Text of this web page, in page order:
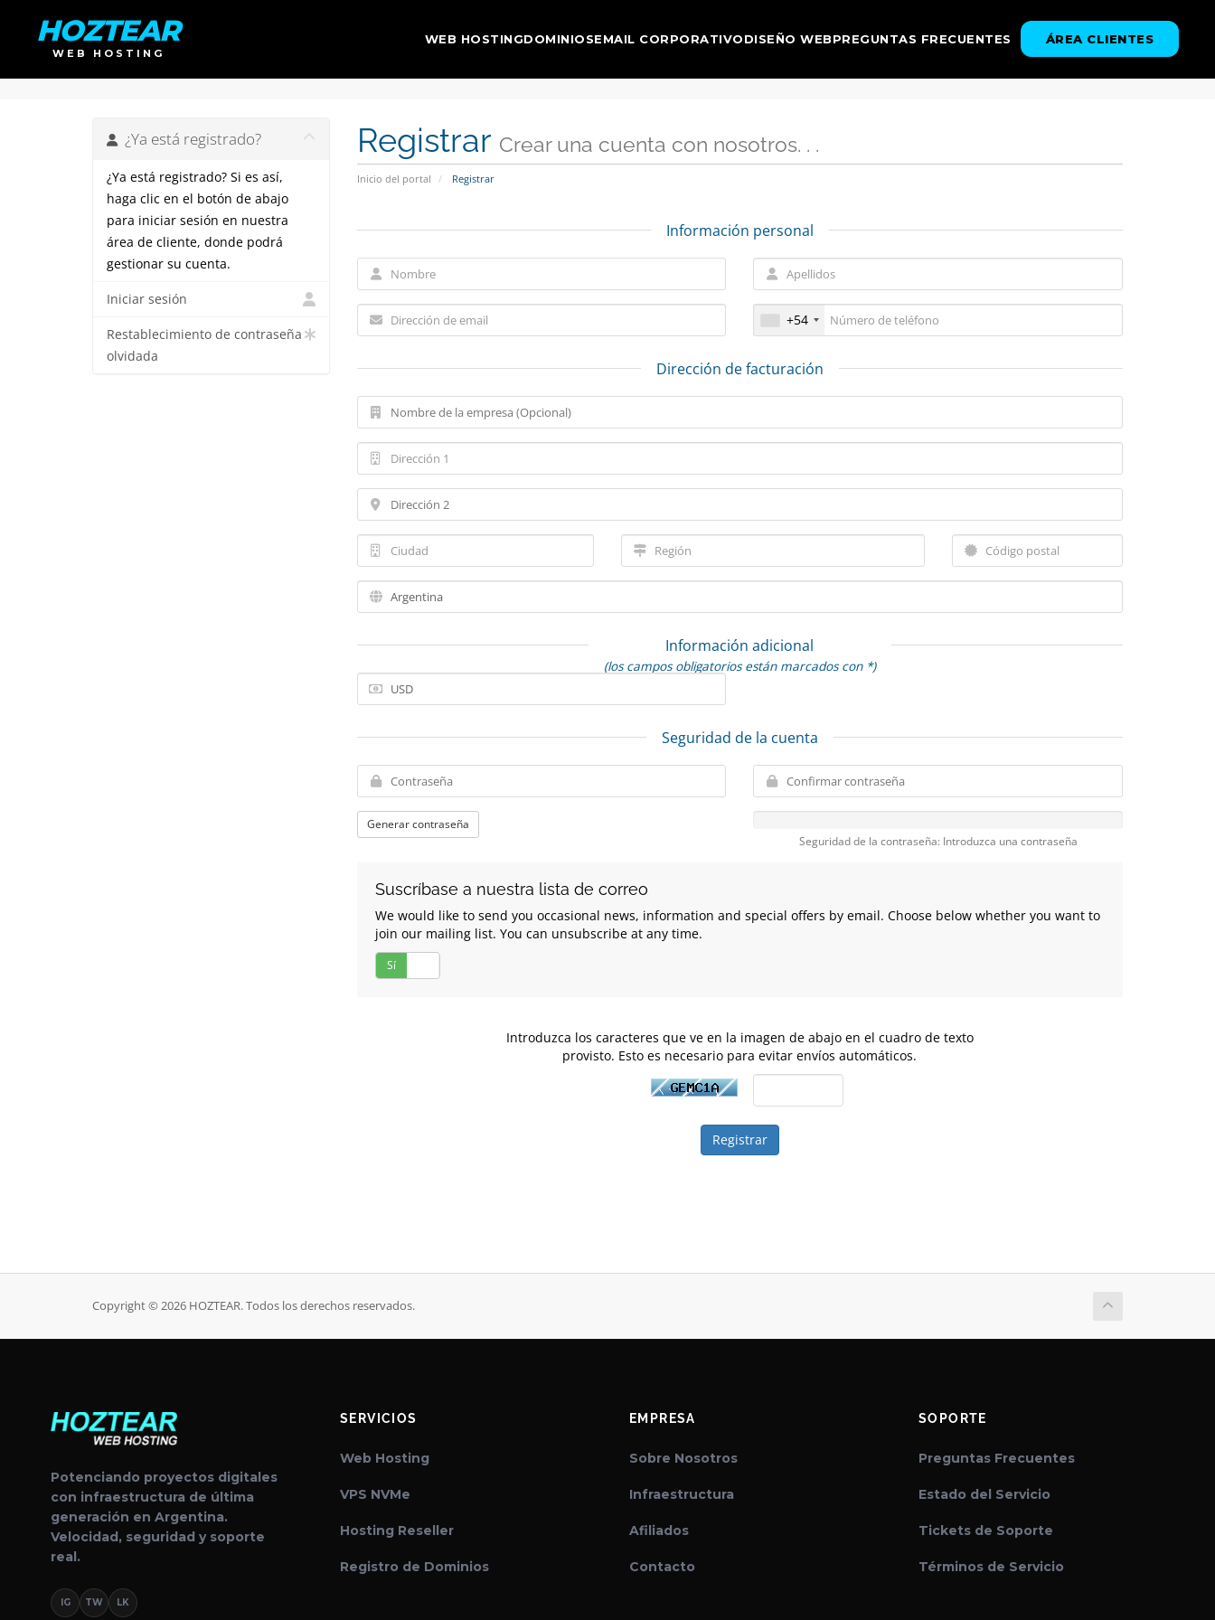
HOZTEAR
WEB HOSTING
WEB HOSTINGDOMINIOSEMAIL CORPORATIVODISEÑO WEBPREGUNTAS FRECUENTES ÁREA CLIENTES
Registrar Crear una cuenta con nosotros. . .
Inicio del portal Registrar
¿Ya está registrado?
¿Ya está registrado? Si es así,
haga clic en el botón de abajo
para iniciar sesión en nuestra
área de cliente, donde podrá
gestionar su cuenta.
Iniciar sesión
Restablecimiento de contraseña
olvidada
Información personal
+54
Dirección de facturación
Información adicional
(los campos obligatorios están marcados con *)
Seguridad de la cuenta
Generar contraseña
Seguridad de la contraseña: Introduzca una contraseña
Suscríbase a nuestra lista de correo
We would like to send you occasional news, information and special offers by email. Choose below whether you want to
join our mailing list. You can unsubscribe at any time.
Sí
Introduzca los caracteres que ve en la imagen de abajo en el cuadro de texto
provisto. Esto es necesario para evitar envíos automáticos.
Copyright © 2026 HOZTEAR. Todos los derechos reservados.
Potenciando proyectos digitales
con infraestructura de última
generación en Argentina.
Velocidad, seguridad y soporte
real.
IG TW LK
SERVICIOS
Web Hosting
VPS NVMe
Hosting Reseller
Registro de Dominios
EMPRESA
Sobre Nosotros
Infraestructura
Afiliados
Contacto
SOPORTE
Preguntas Frecuentes
Estado del Servicio
Tickets de Soporte
Términos de Servicio